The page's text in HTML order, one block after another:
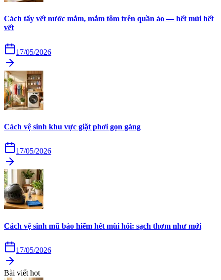
Cách tẩy vết nước mắm, mắm tôm trên quần áo — hết mùi hết
vết
17/05/2026
Cách vệ sinh khu vực giặt phơi gọn gàng
17/05/2026
Cách vệ sinh mũ bảo hiểm hết mùi hôi: sạch thơm như mới
17/05/2026
Bài viết hot